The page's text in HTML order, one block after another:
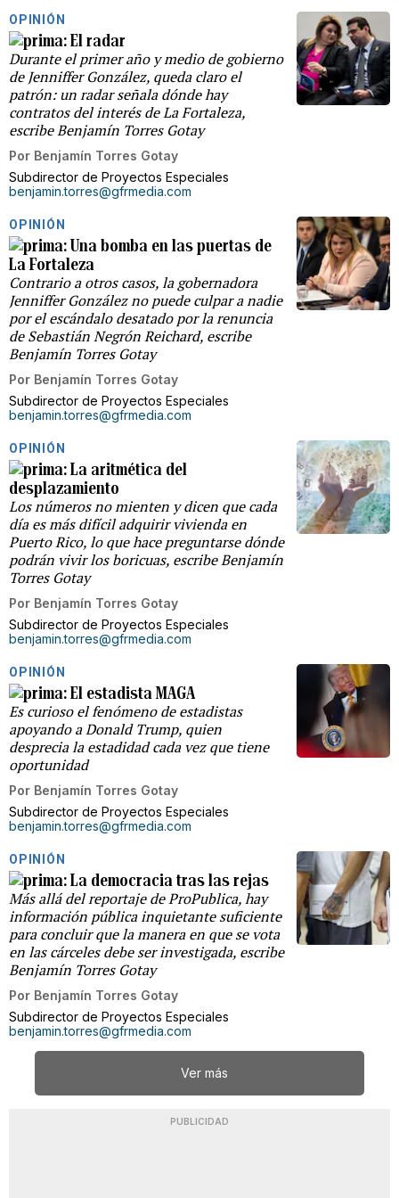
OPINIÓN
El radar
Durante el primer año y medio de gobierno
de Jenniffer González, queda claro el
patrón: un radar señala dónde hay
contratos del interés de La Fortaleza,
escribe Benjamín Torres Gotay
Por Benjamín Torres Gotay
Subdirector de Proyectos Especiales
benjamin.torres@gfrmedia.com
OPINIÓN
Una bomba en las puertas de
La Fortaleza
Contrario a otros casos, la gobernadora
Jenniffer González no puede culpar a nadie
por el escándalo desatado por la renuncia
de Sebastián Negrón Reichard, escribe
Benjamín Torres Gotay
Por Benjamín Torres Gotay
Subdirector de Proyectos Especiales
benjamin.torres@gfrmedia.com
OPINIÓN
La aritmética del
desplazamiento
Los números no mienten y dicen que cada
día es más difícil adquirir vivienda en
Puerto Rico, lo que hace preguntarse dónde
podrán vivir los boricuas, escribe Benjamín
Torres Gotay
Por Benjamín Torres Gotay
Subdirector de Proyectos Especiales
benjamin.torres@gfrmedia.com
OPINIÓN
El estadista MAGA
Es curioso el fenómeno de estadistas
apoyando a Donald Trump, quien
desprecia la estadidad cada vez que tiene
oportunidad
Por Benjamín Torres Gotay
Subdirector de Proyectos Especiales
benjamin.torres@gfrmedia.com
OPINIÓN
La democracia tras las rejas
Más allá del reportaje de ProPublica, hay
información pública inquietante suficiente
para concluir que la manera en que se vota
en las cárceles debe ser investigada, escribe
Benjamín Torres Gotay
Por Benjamín Torres Gotay
Subdirector de Proyectos Especiales
benjamin.torres@gfrmedia.com
Ver más
PUBLICIDAD